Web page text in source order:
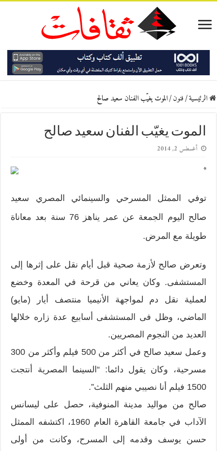
الرئيسية/فنون/الموت يغيّب الفنان سعيد صالح
الموت يغيّب الفنان سعيد صالح
أغسطس 2, 2014
*
توفي الممثل المسرحي والسينمائي المصري سعيد
صالح اليوم الجمعة عن عمر يناهز 76 سنة بعد معاناة
طويلة مع المرض.
وتعرض صالح لأزمة صحية قبل أيام نقل على إثرها إلى
المستشفى. وكان يعاني من قرحة في المعدة وخضع
لعملية نقل دم لمواجهة الأنيميا منتصف أيار (مايو)
الماضي، وظل فى المستشفى أسابيع عدة زاره خلالها
العديد من النجوم المصريين.
وعمل سعيد صالح في أكثر من 500 فيلم وأكثر من 300
مسرحية، وكان يقول دائما: “السينما المصرية أنتجت
1500 فيلم أنا نصيبي منهم الثلث”.
صالح من مواليد مدينة المنوفية، حصل ‏على ليسانس
الآداب في جامعة القاهرة العام 1960، اكتشفه الممثل
حسن يوسف وقدمه إلى المسرح، وكانت من ‏أولى